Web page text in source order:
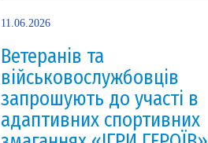
11.06.2026
Ветеранів та
військовослужбовців
запрошують до участі в
адаптивних спортивних